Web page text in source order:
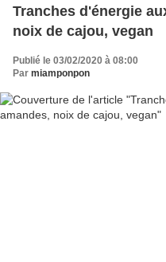
Tranches d'énergie
noix de cajou, vegan
Publié le 03/02/2020 à 08:00
Par miamponpon